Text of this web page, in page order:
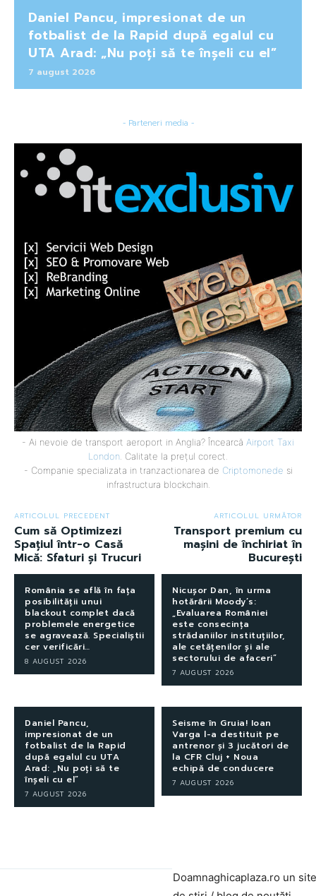
Daniel Pancu, impresionat de un
fotbalist de la Rapid după egalul cu
UTA Arad: „Nu poți să te înșeli cu el”
7 august 2026
- Parteneri media -
- Ai nevoie de transport aeroport in Anglia? Încearcă Airport Taxi
London . Calitate la prețul corect.
- Companie specializata in tranzactionarea de Criptomonede si
infrastructura blockchain.
ARTICOLUL PRECEDENT
Cum să Optimizezi
Spațiul într-o Casă
Mică: Sfaturi și Trucuri
ARTICOLUL URMĂTOR
Transport premium cu
mașini de închiriat în
București
România se află în fața
posibilității unui
blackout complet dacă
problemele energetice
se agravează. Specialiștii
cer verificări…
8 AUGUST 2026
Nicușor Dan, în urma
hotărârii Moody’s:
„Evaluarea României
este consecința
strădaniilor instituțiilor,
ale cetățenilor și ale
sectorului de afaceri”
7 AUGUST 2026
Daniel Pancu,
impresionat de un
fotbalist de la Rapid
după egalul cu UTA
Arad: „Nu poți să te
înșeli cu el”
7 AUGUST 2026
Seisme în Gruia! Ioan
Varga l-a destituit pe
antrenor și 3 jucători de
la CFR Cluj + Noua
echipă de conducere
7 AUGUST 2026
Doamnaghicaplaza.ro un site